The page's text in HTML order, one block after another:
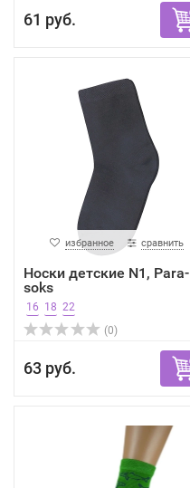
61 руб.
избранное сравнить
Носки детские N1, Para-
soks
16 18 22
(0)
63 руб.